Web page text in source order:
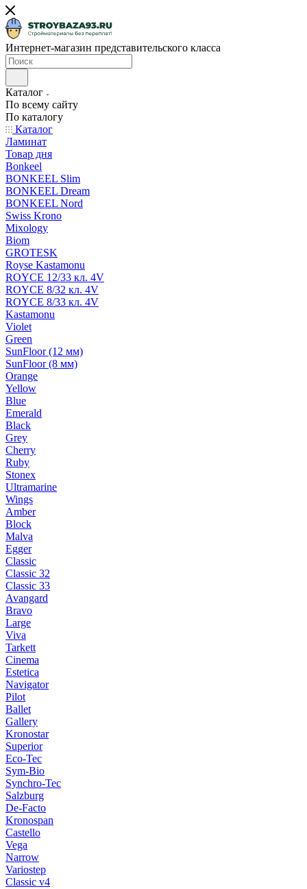
Интернет-магазин представительского класса
Каталог
По всему сайту
По каталогу
Каталог
Ламинат
Товар дня
Bonkeel
BONKEEL Slim
BONKEEL Dream
BONKEEL Nord
Swiss Krono
Mixology
Biom
GROTESK
Royse Kastamonu
ROYCE 12/33 кл. 4V
ROYCE 8/32 кл. 4V
ROYCE 8/33 кл. 4V
Kastamonu
Violet
Green
SunFloor (12 мм)
SunFloor (8 мм)
Orange
Yellow
Blue
Emerald
Black
Grey
Cherry
Ruby
Stonex
Ultramarine
Wings
Amber
Block
Malva
Egger
Classic
Classic 32
Classic 33
Avangard
Bravo
Large
Viva
Tarkett
Cinema
Estetica
Navigator
Pilot
Ballet
Gallery
Kronostar
Superior
Eco-Tec
Sym-Bio
Synchro-Tec
Salzburg
De-Facto
Kronospan
Castello
Vega
Narrow
Variostep
Classic v4